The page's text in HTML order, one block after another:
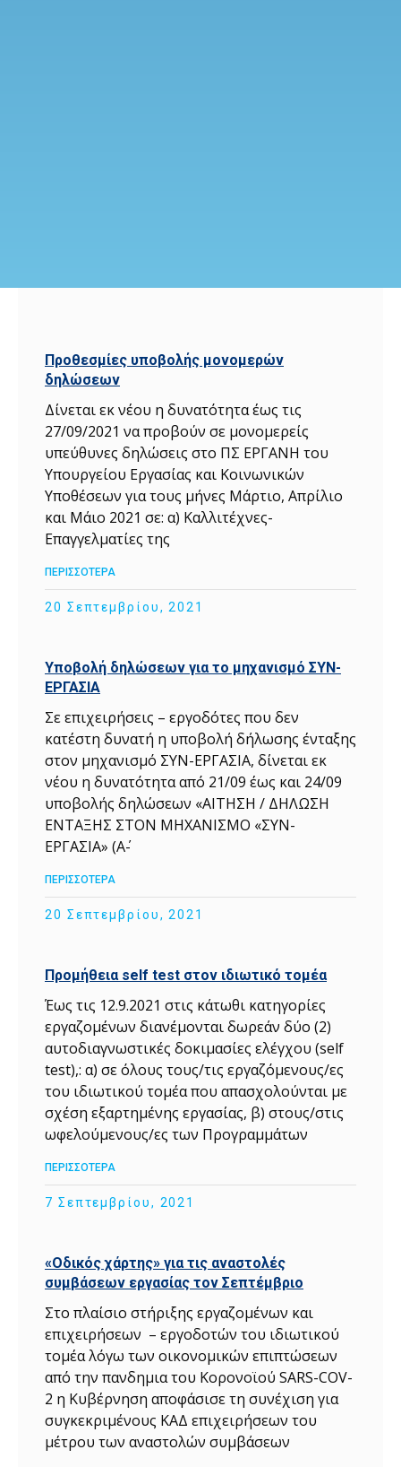
Προθεσμίες υποβολής μονομερών
δηλώσεων
Δίνεται εκ νέου η δυνατότητα έως τις
27/09/2021 να προβούν σε μονομερείς
υπεύθυνες δηλώσεις στο ΠΣ ΕΡΓΑΝΗ του
Υπουργείου Εργασίας και Κοινωνικών
Υποθέσεων για τους μήνες Μάρτιο, Απρίλιο
και Μάιο 2021 σε: α) Καλλιτέχνες-
Επαγγελματίες της
ΠΕΡΙΣΣΟΤΕΡΑ
20 Σεπτεμβρίου, 2021
Υποβολή δηλώσεων για το μηχανισμό ΣΥΝ-
ΕΡΓΑΣΙΑ
Σε επιχειρήσεις – εργοδότες που δεν
κατέστη δυνατή η υποβολή δήλωσης ένταξης
στον μηχανισμό ΣΥΝ-ΕΡΓΑΣΙΑ, δίνεται εκ
νέου η δυνατότητα από 21/09 έως και 24/09
υποβολής δηλώσεων «ΑΙΤΗΣΗ / ΔΗΛΩΣΗ
ΕΝΤΑΞΗΣ ΣΤΟΝ ΜΗΧΑΝΙΣΜΟ «ΣΥΝ-
ΕΡΓΑΣΙΑ» (Α΄-
ΠΕΡΙΣΣΟΤΕΡΑ
20 Σεπτεμβρίου, 2021
Προμήθεια self test στον ιδιωτικό τομέα
Έως τις 12.9.2021 στις κάτωθι κατηγορίες
εργαζομένων διανέμονται δωρεάν δύο (2)
αυτοδιαγνωστικές δοκιμασίες ελέγχου (self
test),: α) σε όλους τους/τις εργαζόμενους/ες
του ιδιωτικού τομέα που απασχολούνται με
σχέση εξαρτημένης εργασίας, β) στους/στις
ωφελούμενους/ες των Προγραμμάτων
ΠΕΡΙΣΣΟΤΕΡΑ
7 Σεπτεμβρίου, 2021
«Οδικός χάρτης» για τις αναστολές
συμβάσεων εργασίας τον Σεπτέμβριο
Στο πλαίσιο στήριξης εργαζομένων και
επιχειρήσεων – εργοδοτών του ιδιωτικού
τομέα λόγω των οικονομικών επιπτώσεων
από την πανδημια του Κορονοϊού SARS-COV-
2 η Κυβέρνηση αποφάσισε τη συνέχιση για
συγκεκριμένους ΚΑΔ επιχειρήσεων του
μέτρου των αναστολών συμβάσεων